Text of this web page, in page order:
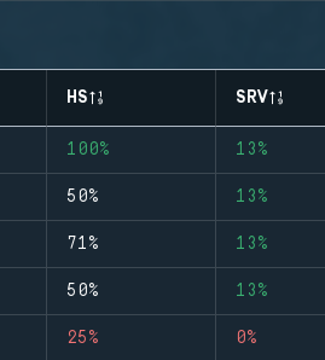
HS SRV
100% 13%
50% 13%
71% 13%
50% 13%
25% 0%